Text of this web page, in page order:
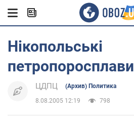
Нікопольські
петропоросплави
ЦДПЦ (Архив) Политика
8.08.2005 12:19 798